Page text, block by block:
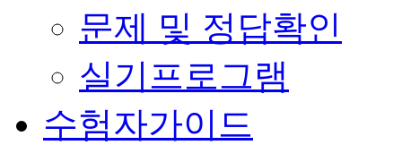
문제 및 정답확인
실기프로그램
수험자가이드